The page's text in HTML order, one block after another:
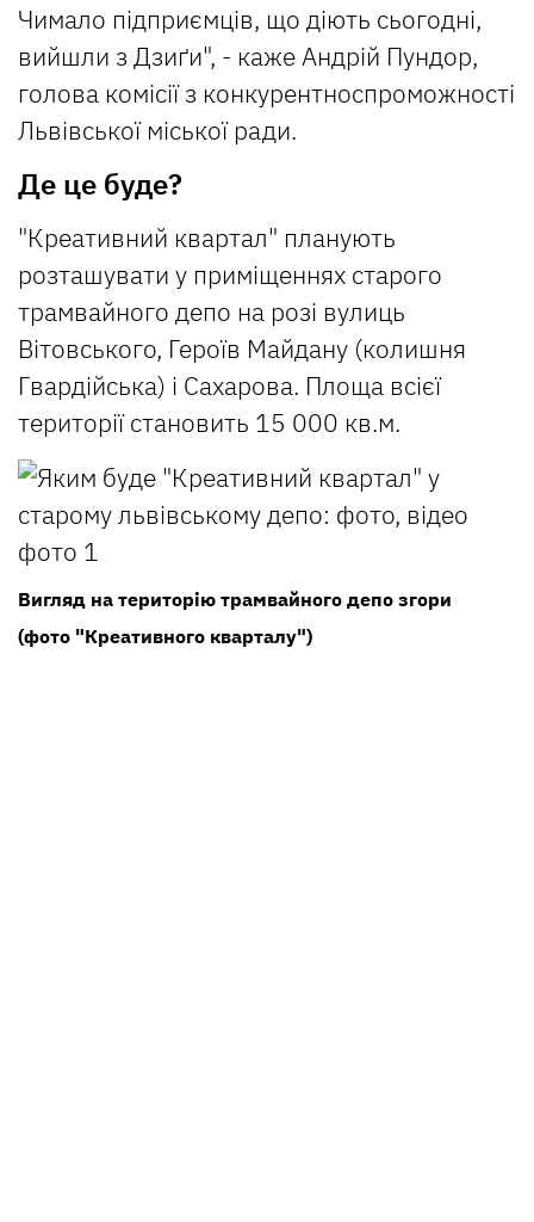
Чимало підприємців, що діють сьогодні,
вийшли з Дзиґи", - каже Андрій Пундор,
голова комісії з конкурентноспроможності
Львівської міської ради.
Де це буде?
"Креативний квартал" планують
розташувати у приміщеннях старого
трамвайного депо на розі вулиць
Вітовського, Героїв Майдану (колишня
Гвардійська) і Сахарова. Площа всієї
території становить 15 000 кв.м.
Вигляд на територію трамвайного депо згори
(фото "Креативного кварталу")